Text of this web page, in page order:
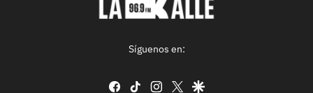
Síguenos en:
facebook
tiktok instagram
twittergoogle